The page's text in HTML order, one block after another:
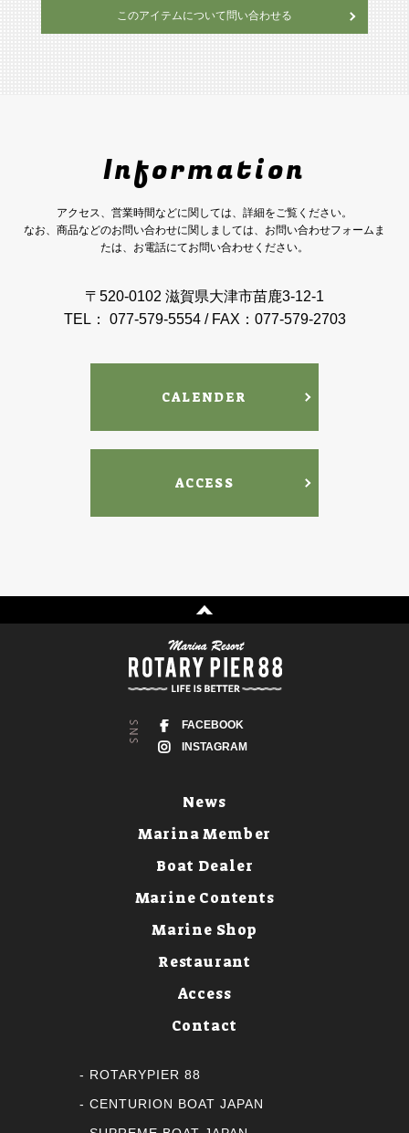
このアイテムについて問い合わせる
Information
アクセス、営業時間などに関しては、詳細をご覧ください。
なお、商品などのお問い合わせに関しましては、お問い合わせフォームま
たは、お電話にてお問い合わせください。
〒520-0102 滋賀県大津市苗鹿3-12-1
TEL： 077-579-5554 / FAX：077-579-2703
CALENDER
ACCESS
FACEBOOK
INSTAGRAM
News
Marina Member
Boat Dealer
Marine Contents
Marine Shop
Restaurant
Access
Contact
ROTARYPIER 88
CENTURION BOAT JAPAN